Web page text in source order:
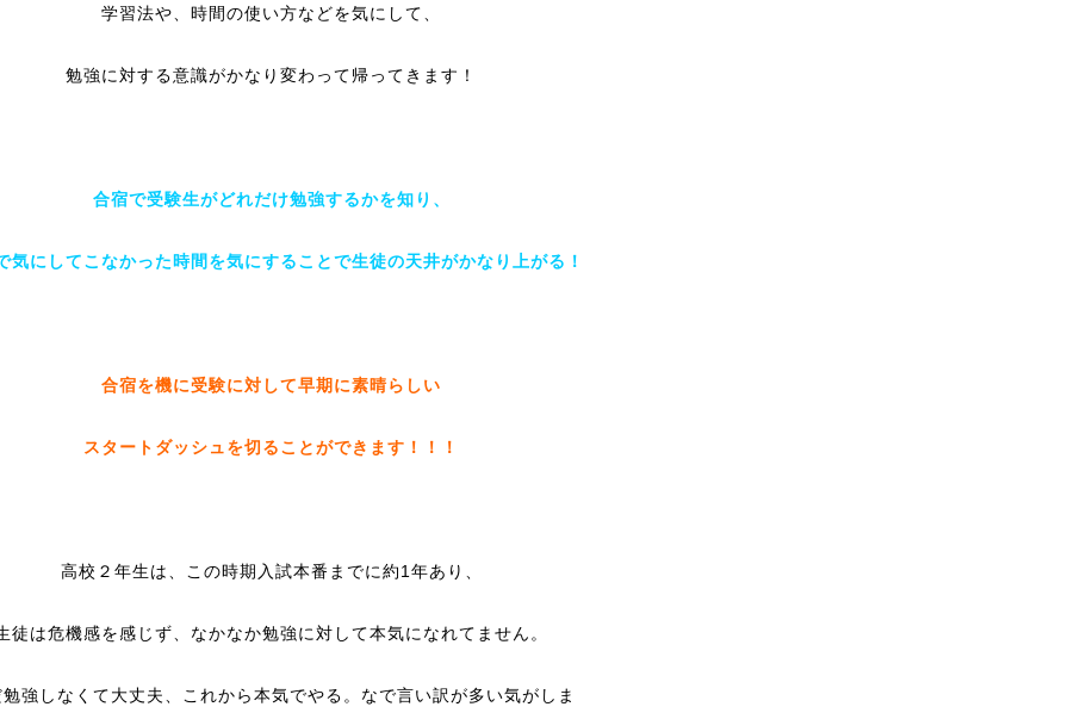
学習法や、時間の使い方などを気にして、
勉強に対する意識がかなり変わって帰ってきます！
合宿で受験生がどれだけ勉強するかを知り、
気にしてこなかった時間を気にすることで生徒の天井がかなり上がる！
合宿を機に受験に対して早期に素晴らしい
スタートダッシュを切ることができます！！！
高校２年生は、この時期入試本番までに約1年あり、
徒は危機感を感じず、なかなか勉強に対して本気になれてません。
強しなくて大丈夫、これから本気でやる。なで言い訳が多い気がしま